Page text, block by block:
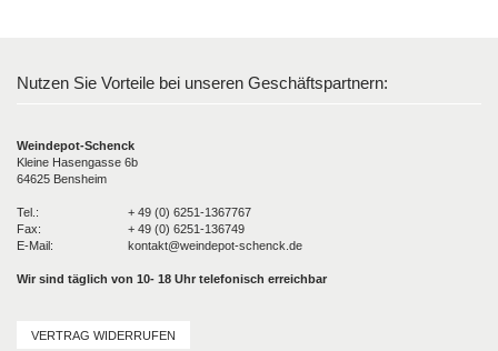
Nutzen Sie Vorteile bei unseren Geschäftspartnern:
Weindepot-Schenck
Kleine Hasengasse 6b
64625 Bensheim
Tel.:
+ 49 (0) 6251-1367767
Fax:
+ 49 (0) 6251-136749
E-Mail:
kontakt@weindepot-schenck.de
Wir sind täglich von 10- 18 Uhr telefonisch erreichbar
VERTRAG WIDERRUFEN